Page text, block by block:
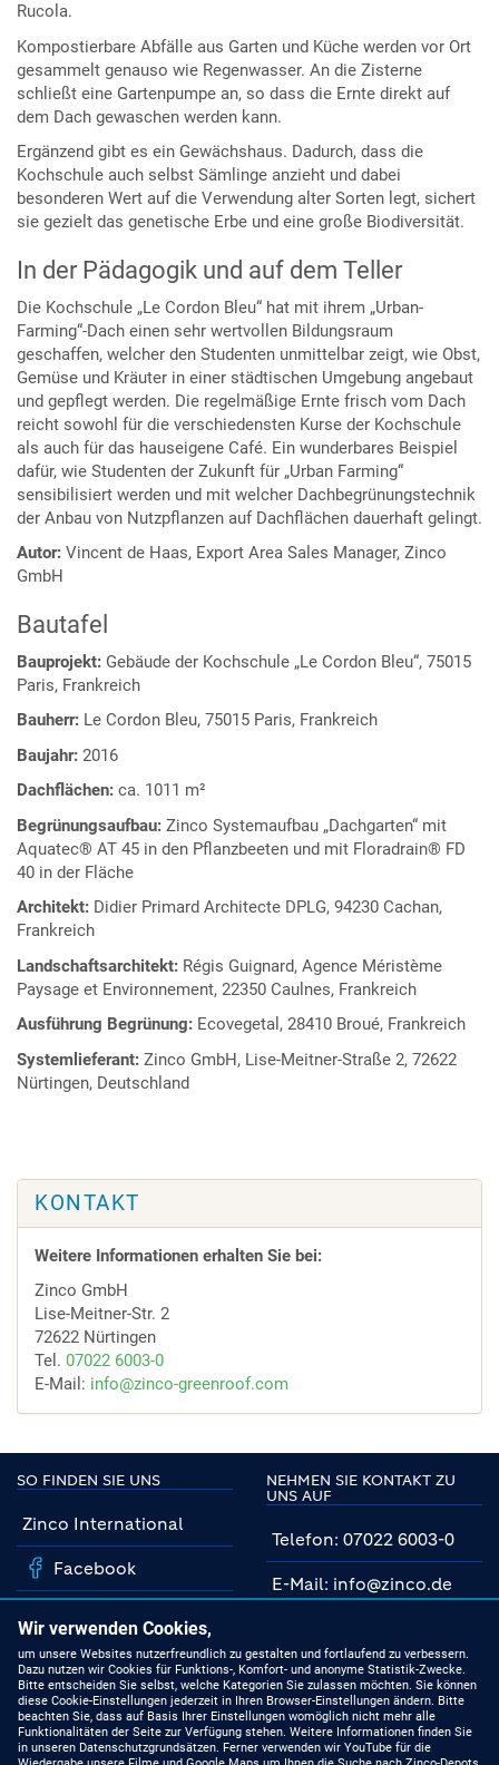
Rucola.
Kompostierbare Abfälle aus Garten und Küche werden vor Ort
gesammelt genauso wie Regenwasser. An die Zisterne
schließt eine Gartenpumpe an, so dass die Ernte direkt auf
dem Dach gewaschen werden kann.
Ergänzend gibt es ein Gewächshaus. Dadurch, dass die
Kochschule auch selbst Sämlinge anzieht und dabei
besonderen Wert auf die Verwendung alter Sorten legt, sichert
sie gezielt das genetische Erbe und eine große Biodiversität.
In der Pädagogik und auf dem Teller
Die Kochschule „Le Cordon Bleu“ hat mit ihrem „Urban-
Farming“-Dach einen sehr wertvollen Bildungsraum
geschaffen, welcher den Studenten unmittelbar zeigt, wie Obst,
Gemüse und Kräuter in einer städtischen Umgebung angebaut
und gepflegt werden. Die regelmäßige Ernte frisch vom Dach
reicht sowohl für die verschiedensten Kurse der Kochschule
als auch für das hauseigene Café. Ein wunderbares Beispiel
dafür, wie Studenten der Zukunft für „Urban Farming“
sensibilisiert werden und mit welcher Dachbegrünungstechnik
der Anbau von Nutzpflanzen auf Dachflächen dauerhaft gelingt.
Autor: Vincent de Haas, Export Area Sales Manager, Zinco
GmbH
Bautafel
Bauprojekt: Gebäude der Kochschule „Le Cordon Bleu“, 75015
Paris, Frankreich
Bauherr: Le Cordon Bleu, 75015 Paris, Frankreich
Baujahr: 2016
Dachflächen: ca. 1011 m²
Begrünungsaufbau: Zinco Systemaufbau „Dachgarten“ mit
Aquatec® AT 45 in den Pflanzbeeten und mit Floradrain® FD
40 in der Fläche
Architekt: Didier Primard Architecte DPLG, 94230 Cachan,
Frankreich
Landschaftsarchitekt: Régis Guignard, Agence Méristème
Paysage et Environnement, 22350 Caulnes, Frankreich
Ausführung Begrünung: Ecovegetal, 28410 Broué, Frankreich
Systemlieferant: Zinco GmbH, Lise-Meitner-Straße 2, 72622
Nürtingen, Deutschland
KONTAKT
Weitere Informationen erhalten Sie bei:
Zinco GmbH
Lise-Meitner-Str. 2
72622 Nürtingen
Tel. 07022 6003-0
E-Mail: info@zinco-greenroof.com
SO FINDEN SIE UNS
Zinco International
Facebook
YouTube
Linkedin
NEHMEN SIE KONTAKT ZU
UNS AUF
Telefon: 07022 6003-0
E-Mail: info@zinco.de
MIT UNS AUF DEM
NEUESTEN STAND
Produkte
Wir verwenden Cookies,
um unsere Websites nutzerfreundlich zu gestalten und fortlaufend zu verbessern.
Dazu nutzen wir Cookies für Funktions-, Komfort- und anonyme Statistik-Zwecke.
Bitte entscheiden Sie selbst, welche Kategorien Sie zulassen möchten. Sie können
diese Cookie-Einstellungen jederzeit in Ihren Browser-Einstellungen ändern. Bitte
beachten Sie, dass auf Basis Ihrer Einstellungen womöglich nicht mehr alle
Funktionalitäten der Seite zur Verfügung stehen. Weitere Informationen finden Sie
in unseren Datenschutzgrundsätzen. Ferner verwenden wir YouTube für die